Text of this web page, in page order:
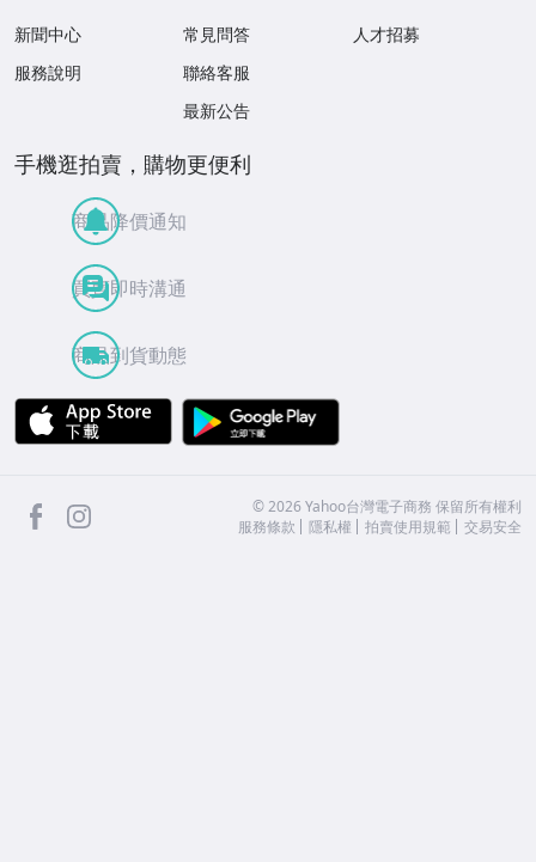
新聞中心
服務說明
常見問答
聯絡客服
最新公告
人才招募
手機逛拍賣，購物更便利
商品降價通知
買賣即時溝通
商品到貨動態
APP Store
facebook ©2026 Yahoo台灣電子商務 保留所有權利
服務條款
隱私權 拍賣使用規範 交易安全